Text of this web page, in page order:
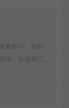
看即可，密码
错。如游戏已